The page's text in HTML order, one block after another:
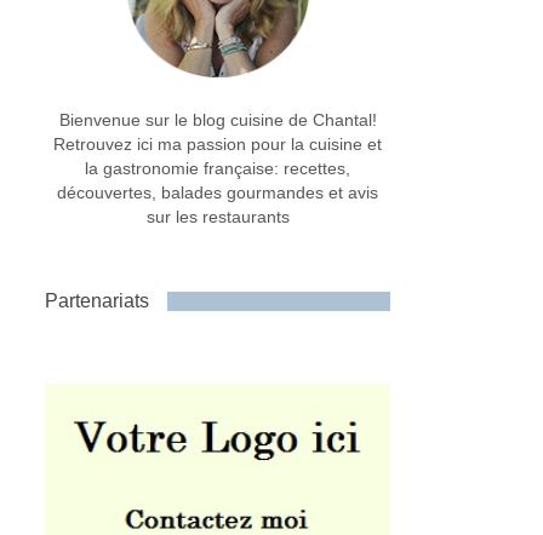
Bienvenue sur le blog cuisine de Chantal!
Retrouvez ici ma passion pour la cuisine et
la gastronomie française: recettes,
découvertes, balades gourmandes et avis
sur les restaurants
Partenariats